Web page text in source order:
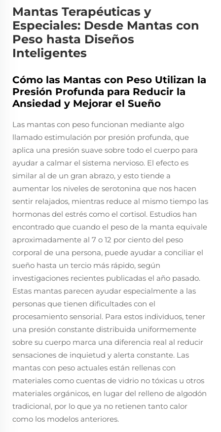
Mantas Terapéuticas y
Especiales: Desde Mantas con
Peso hasta Diseños
Inteligentes
Cómo las Mantas con Peso Utilizan la
Presión Profunda para Reducir la
Ansiedad y Mejorar el Sueño
Las mantas con peso funcionan mediante algo
llamado estimulación por presión profunda, que
aplica una presión suave sobre todo el cuerpo para
ayudar a calmar el sistema nervioso. El efecto es
similar al de un gran abrazo, y esto tiende a
aumentar los niveles de serotonina que nos hacen
sentir relajados, mientras reduce al mismo tiempo las
hormonas del estrés como el cortisol. Estudios han
encontrado que cuando el peso de la manta equivale
aproximadamente al 7 o 12 por ciento del peso
corporal de una persona, puede ayudar a conciliar el
sueño hasta un tercio más rápido, según
investigaciones recientes publicadas el año pasado.
Estas mantas parecen ayudar especialmente a las
personas que tienen dificultades con el
procesamiento sensorial. Para estos individuos, tener
una presión constante distribuida uniformemente
sobre su cuerpo marca una diferencia real al reducir
sensaciones de inquietud y alerta constante. Las
mantas con peso actuales están rellenas con
materiales como cuentas de vidrio no tóxicas u otros
materiales orgánicos, en lugar del relleno de algodón
tradicional, por lo que ya no retienen tanto calor
como los modelos anteriores.